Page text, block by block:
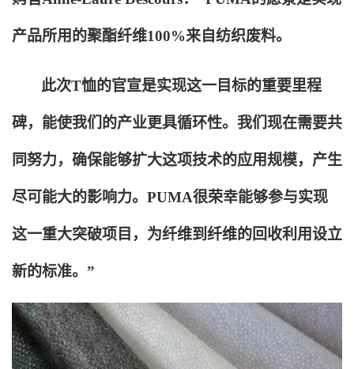
产品所用的聚酯纤维100%来自纺织废料。
此次T恤的官宣是实现这一目标的重要里程
碑，能使我们的产业更具循环性。我们现在需要共
同努力，确保能够扩大这项技术的应用规模，产生
尽可能大的影响力。PUMA很荣幸能够参与实现
这一重大突破项目，为纤维到纤维的回收利用设立
新的标准。”